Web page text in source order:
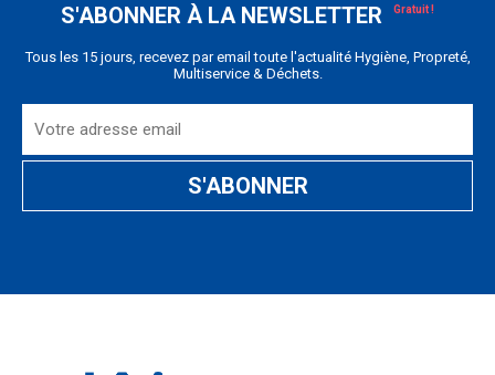
S'ABONNER À LA NEWSLETTER
Tous les 15 jours, recevez par email toute l'actualité Hygiène, Propreté,
Multiservice & Déchets.